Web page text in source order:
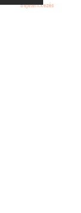
Bejelentkezés